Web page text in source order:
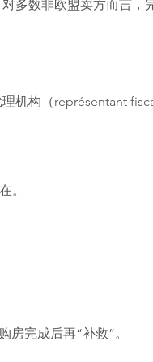
多数非欧盟卖方而言，
机构（représentant
。
完成后再“补救”。